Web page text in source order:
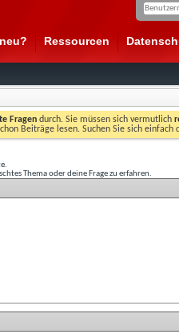
Ressourcen
Fragen durch. Sie müssen sich vermutlich
Beiträge lesen. Suchen Sie sich
Thema oder deine Frage zu erfahren.